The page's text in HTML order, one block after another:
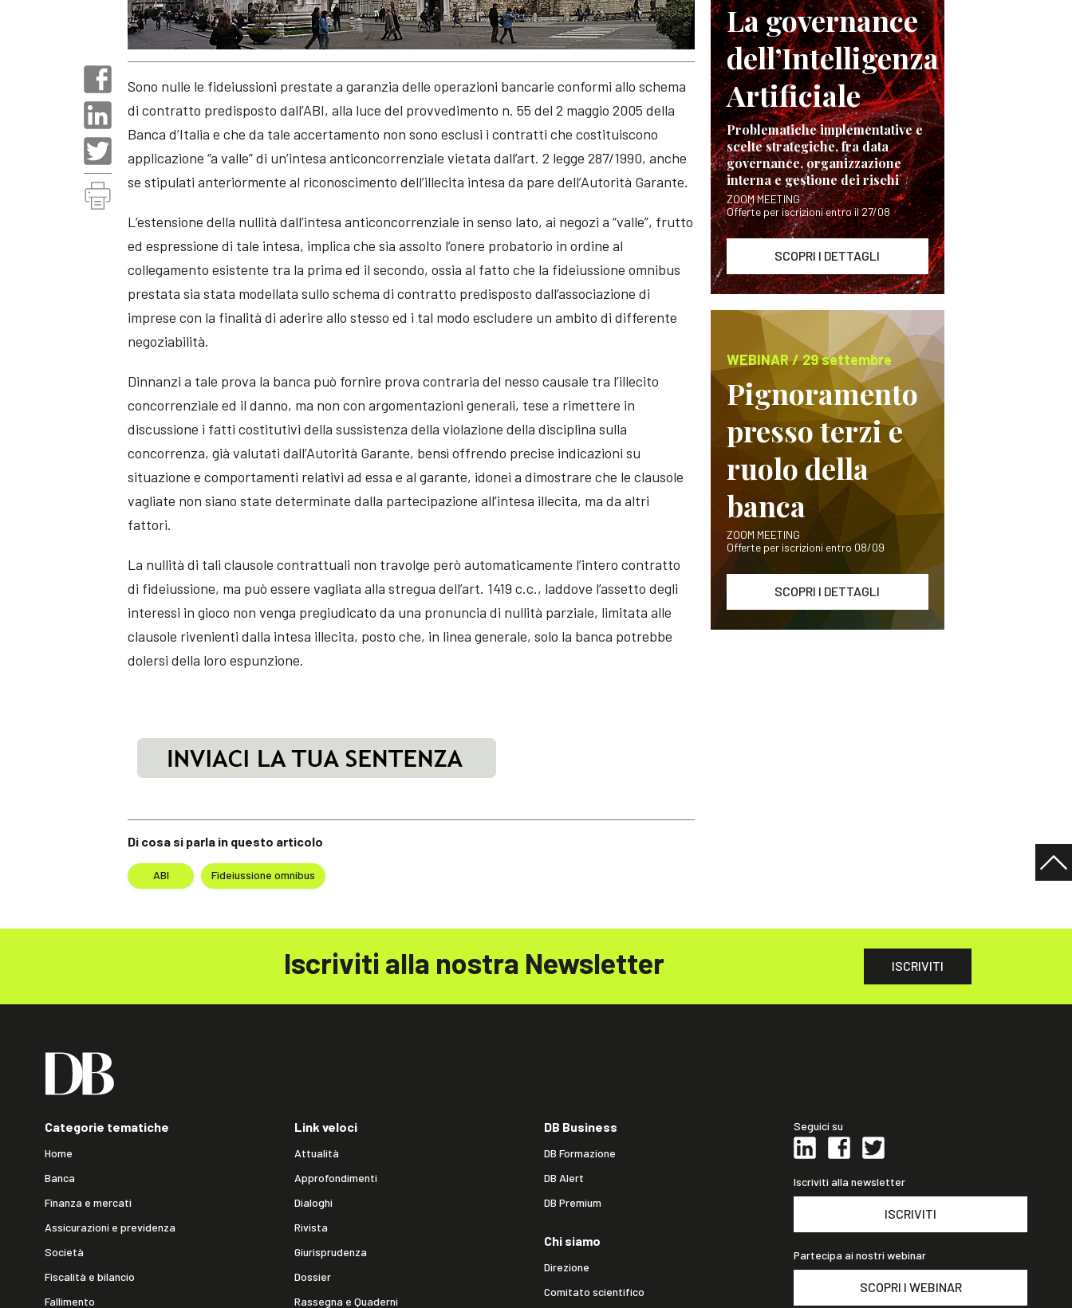
Di cosa si parla in questo articolo
ABI Fideiussione omnibus
Sono nulle le fideiussioni prestate a garanzia delle operazioni bancarie conformi allo schema
di contratto predisposto dall’ABI, alla luce del provvedimento n. 55 del 2 maggio 2005 della
Banca d’Italia e che da tale accertamento non sono esclusi i contratti che costituiscono
applicazione “a valle” di un’intesa anticoncorrenziale vietata dall’art. 2 legge 287/1990, anche
se stipulati anteriormente al riconoscimento dell’illecita intesa da pare dell’Autorità Garante.
L’estensione della nullità dall’intesa anticoncorrenziale in senso lato, ai negozi a “valle”, frutto
ed espressione di tale intesa, implica che sia assolto l’onere probatorio in ordine al
collegamento esistente tra la prima ed il secondo, ossia al fatto che la fideiussione omnibus
prestata sia stata modellata sullo schema di contratto predisposto dall’associazione di
imprese con la finalità di aderire allo stesso ed i tal modo escludere un ambito di differente
negoziabilità.
Dinnanzi a tale prova la banca può fornire prova contraria del nesso causale tra l’illecito
concorrenziale ed il danno, ma non con argomentazioni generali, tese a rimettere in
discussione i fatti costitutivi della sussistenza della violazione della disciplina sulla
concorrenza, già valutati dall’Autorità Garante, bensì offrendo precise indicazioni su
situazione e comportamenti relativi ad essa e al garante, idonei a dimostrare che le clausole
vagliate non siano state determinate dalla partecipazione all’intesa illecita, ma da altri
fattori.
La nullità di tali clausole contrattuali non travolge però automaticamente l’intero contratto
di fideiussione, ma può essere vagliata alla stregua dell’art. 1419 c.c., laddove l’assetto degli
interessi in gioco non venga pregiudicato da una pronuncia di nullità parziale, limitata alle
clausole rivenienti dalla intesa illecita, posto che, in linea generale, solo la banca potrebbe
dolersi della loro espunzione.
La governance
dell’Intelligenza
Artificiale
Problematiche implementative e
scelte strategiche, fra data
governance, organizzazione
interna e gestione dei rischi
ZOOM MEETING
Offerte per iscrizioni entro il 27/08
SCOPRI I DETTAGLI
WEBINAR / 29 settembre
Pignoramento
presso terzi e
ruolo della
banca
ZOOM MEETING
Offerte per iscrizioni entro 08/09
SCOPRI I DETTAGLI
Iscriviti alla nostra Newsletter ISCRIVITI
Categorie tematiche
Home
Banca
Finanza e mercati
Assicurazioni e previdenza
Società
Fiscalità e bilancio
Fallimento
Link veloci
Attualità
Approfondimenti
Dialoghi
Rivista
Giurisprudenza
Dossier
Rassegna e Quaderni
DB Business
DB Formazione
DB Alert
DB Premium
Chi siamo
Direzione
Comitato scientifico
Seguici su
Iscriviti alla newsletter
ISCRIVITI
Partecipa ai nostri webinar
SCOPRI I WEBINAR